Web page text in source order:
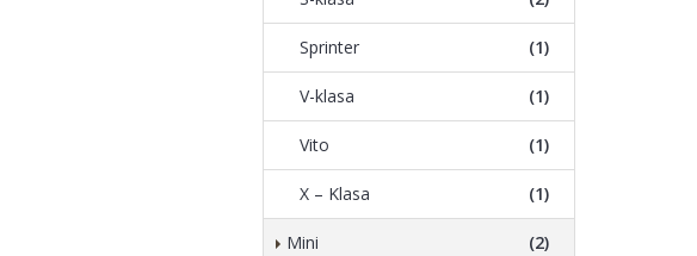
Sprinter (1)
V-klasa (1)
Vito (1)
X – Klasa (1)
Mini (2)